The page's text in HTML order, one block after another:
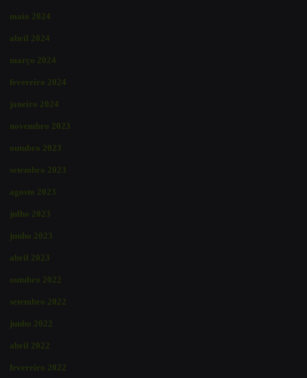
maio 2024
abril 2024
março 2024
fevereiro 2024
janeiro 2024
novembro 2023
outubro 2023
setembro 2023
agosto 2023
julho 2023
junho 2023
abril 2023
outubro 2022
setembro 2022
junho 2022
abril 2022
fevereiro 2022